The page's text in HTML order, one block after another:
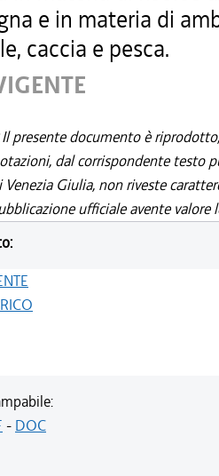
e in materia di
caccia e pesca.
Il presente documento è
dal corrispondente testo
Venezia Giulia, non riveste
ufficiale avente valore
- DOC